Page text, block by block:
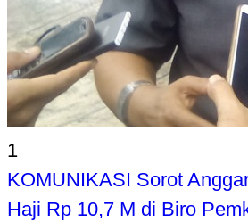
1
KOMUNIKASI Sorot
Haji Rp 10,7 M di Biro